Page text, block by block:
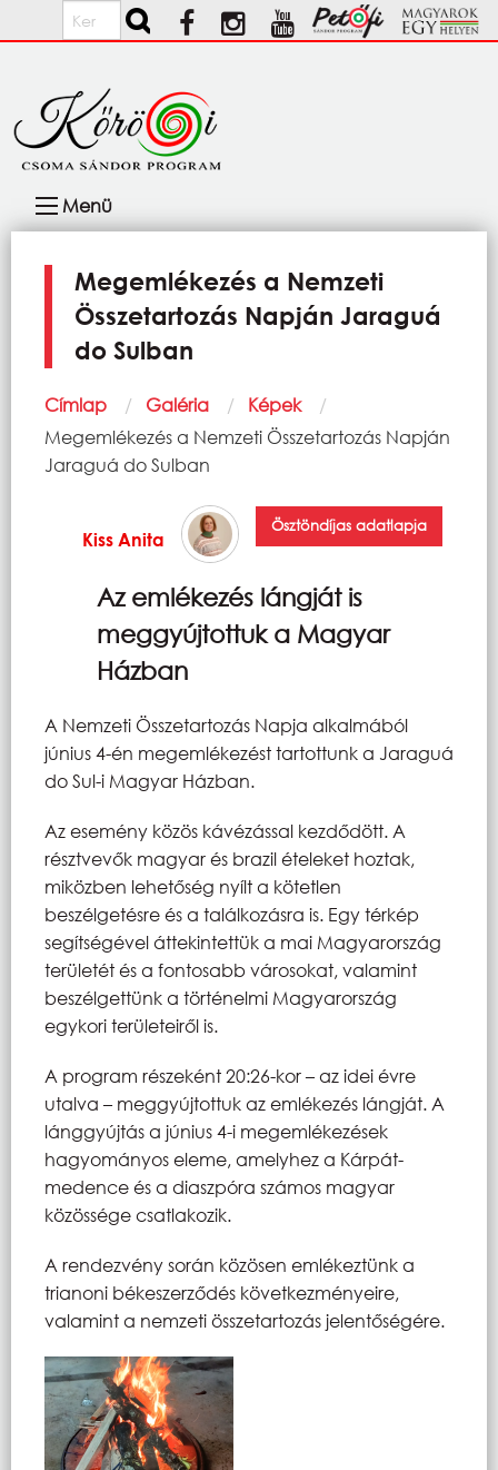
Ugrás a tartalomra
Keresés
navigáció
Menü
Megemlékezés a Nemzeti
Összetartozás Napján Jaraguá
do Sulban
Morzsa
Címlap Galéria
Képek
Current:
Megemlékezés a Nemzeti Összetartozás Napján
Jaraguá do Sulban
Kiss Anita
Ösztöndíjas adatlapja
Az emlékezés lángját is
meggyújtottuk a Magyar
Házban
A Nemzeti Összetartozás Napja alkalmából
június 4-én megemlékezést tartottunk a Jaraguá
do Sul-i Magyar Házban.
Az esemény közös kávézással kezdődött. A
résztvevők magyar és brazil ételeket hoztak,
miközben lehetőség nyílt a kötetlen
beszélgetésre és a találkozásra is. Egy térkép
segítségével áttekintettük a mai Magyarország
területét és a fontosabb városokat, valamint
beszélgettünk a történelmi Magyarország
egykori területeiről is.
A program részeként 20:26-kor – az idei évre
utalva – meggyújtottuk az emlékezés lángját. A
lánggyújtás a június 4-i megemlékezések
hagyományos eleme, amelyhez a Kárpát-
medence és a diaszpóra számos magyar
közössége csatlakozik.
A rendezvény során közösen emlékeztünk a
trianoni békeszerződés következményeire,
valamint a nemzeti összetartozás jelentőségére.